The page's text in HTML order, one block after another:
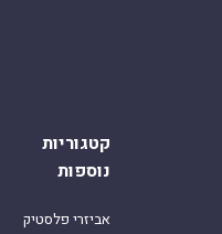
קטגוריות
נוספות
אביזרי פלסטיק